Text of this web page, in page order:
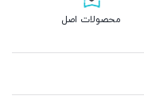
محصولات اصل